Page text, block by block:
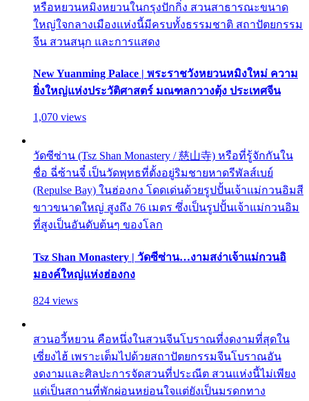
หรือหยวนหมิงหยวนในกรุงปักกิ่ง สวนสาธารณะขนาด
ใหญ่ใจกลางเมืองแห่งนี้มีครบทั้งธรรมชาติ สถาปัตยกรรม
จีน สวนสนุก และการแสดง
New Yuanming Palace | พระราชวังหยวนหมิงใหม่ ความ
ยิ่งใหญ่แห่งประวัติศาสตร์ มณฑลกวางตุ้ง ประเทศจีน
1,070 views
วัดซีซ่าน (Tsz Shan Monastery / 慈山寺) หรือที่รู้จักกันใน
ชื่อ ฉี่ซ้านจี๋ เป็นวัดพุทธที่ตั้งอยู่ริมชายหาดรีพัลส์เบย์
(Repulse Bay) ในฮ่องกง โดดเด่นด้วยรูปปั้นเจ้าแม่กวนอิมสี
ขาวขนาดใหญ่ สูงถึง 76 เมตร ซึ่งเป็นรูปปั้นเจ้าแม่กวนอิม
ที่สูงเป็นอันดับต้นๆ ของโลก
Tsz Shan Monastery | วัดซีซ่าน…งามสง่าเจ้าแม่กวนอิ
มองค์ใหญ่แห่งฮ่องกง
824 views
สวนอวี้หยวน คือหนึ่งในสวนจีนโบราณที่งดงามที่สุดใน
เซี่ยงไฮ้ เพราะเต็มไปด้วยสถาปัตยกรรมจีนโบราณอัน
งดงามและศิลปะการจัดสวนที่ประณีต สวนแห่งนี้ไม่เพียง
แต่เป็นสถานที่พักผ่อนหย่อนใจแต่ยังเป็นมรดกทาง